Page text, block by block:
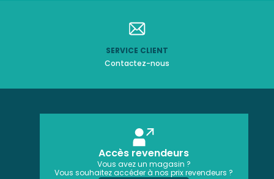
SERVICE CLIENT
Contactez-nous
Accès revendeurs
Vous avez un magasin ?
Vous souhaitez accéder à nos prix revendeurs ?